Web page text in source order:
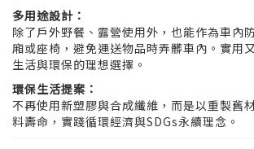
多用途設計：
除了戶外野餐、露營使用外，也能作為車內
廂或座椅，避免運送物品時弄髒車內。實用
生活與環保的理想選擇。
環保生活提案：
不再使用新塑膠與合成纖維，而是以重製舊
料壽命，實踐循環經濟與SDGs永續理念。